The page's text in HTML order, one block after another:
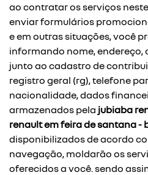
ao contratar os serviços
enviar formulários
e em outras situações, você
informando nome, endereço,
junto ao cadastro de
registro geral (rg), telefone
nacionalidade, dados
armazenados pela jubiaba
renault em feira de santana -
disponibilizados de acordo
navegação, moldarão os
oferecidos a você. sendo